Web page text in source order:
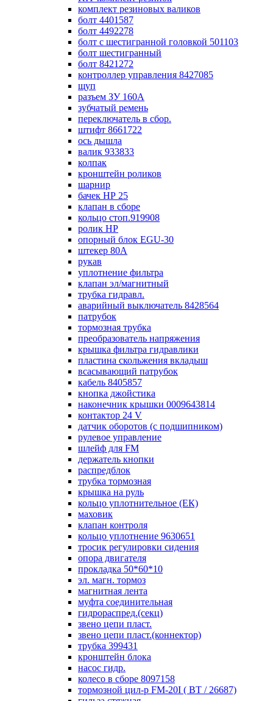
комплект резиновых валиков
болт 4401587
болт 4492278
болт с шестигранной головкой 501103
болт шестигранный
болт 8421272
контроллер управления 8427085
щуп
разъем ЗУ 160А
зубчатый ремень
переключатель в сбор.
штифт 8661722
ось дышла
валик 933833
колпак
кронштейн роликов
шарнир
бачек НР 25
клапан в сборе
кольцо стоп.919908
ролик НР
опорный блок EGU-30
штекер 80А
рукав
уплотнение фильтра
клапан эл/магнитный
трубка гидравл.
аварийный выключатель 8428564
патрубок
тормозная трубка
преобразователь напряжения
крышка фильтра гидравлики
пластина скольжения вкладыш
всасывающий патрубок
кабель 8405857
кнопка джойстика
наконечник крышки 0009643814
контактор 24 V
датчик оборотов (с подшипником)
рулевое управление
шлейф для FM
держатель кнопки
распредблок
трубка тормозная
крышка на руль
кольцо уплотнительное (ЕК)
маховик
клапан контроля
кольцо уплотнение 9630651
тросик регулировки сидения
опора двигателя
прокладка 50*60*10
эл. магн. тормоз
магнитная лента
муфта соединительная
гидрораспред.(секц)
звено цепи пласт.
звено цепи пласт.(коннектор)
трубка 399431
кронштейн блока
насос гидр.
колесо в сборе 8097158
тормозной цил-р FM-20I ( ВТ / 26687)